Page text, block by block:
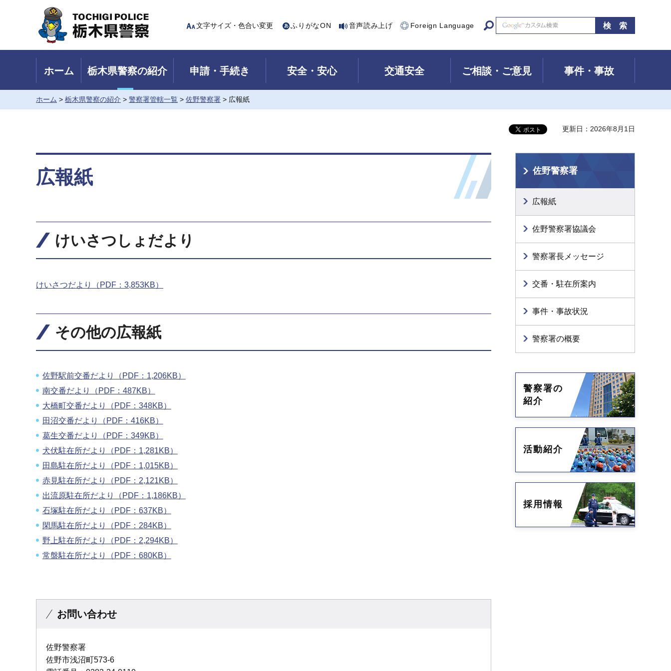
Tochigi Police 栃木県警察
文字サイズ・色合い変更 ふりがなON 音声読み上げ Foreign Language
ホーム 栃木県警察の紹介 申請・手続き 安全・安心 交通安全 ご相談・ご意見 事件・事故
ホーム > 栃木県警察の紹介 > 警察署管轄一覧 > 佐野警察署 > 広報紙
更新日：2026年8月1日
広報紙
けいさつしょだより
けいさつだより（PDF：3,853KB）
その他の広報紙
佐野駅前交番だより（PDF：1,206KB）
南交番だより（PDF：487KB）
大橋町交番だより（PDF：348KB）
田沼交番だより（PDF：416KB）
葛生交番だより（PDF：349KB）
犬伏駐在所だより（PDF：1,281KB）
田島駐在所だより（PDF：1,015KB）
赤見駐在所だより（PDF：2,121KB）
出流原駐在所だより（PDF：1,186KB）
石塚駐在所だより（PDF：637KB）
閑馬駐在所だより（PDF：284KB）
野上駐在所だより（PDF：2,294KB）
常盤駐在所だより（PDF：680KB）
お問い合わせ
佐野警察署
佐野市浅沼町573-6
佐野警察署
広報紙
佐野警察署協議会
警察署長メッセージ
交番・駐在所案内
事件・事故状況
警察署の概要
警察署の
紹介
活動紹介
採用情報